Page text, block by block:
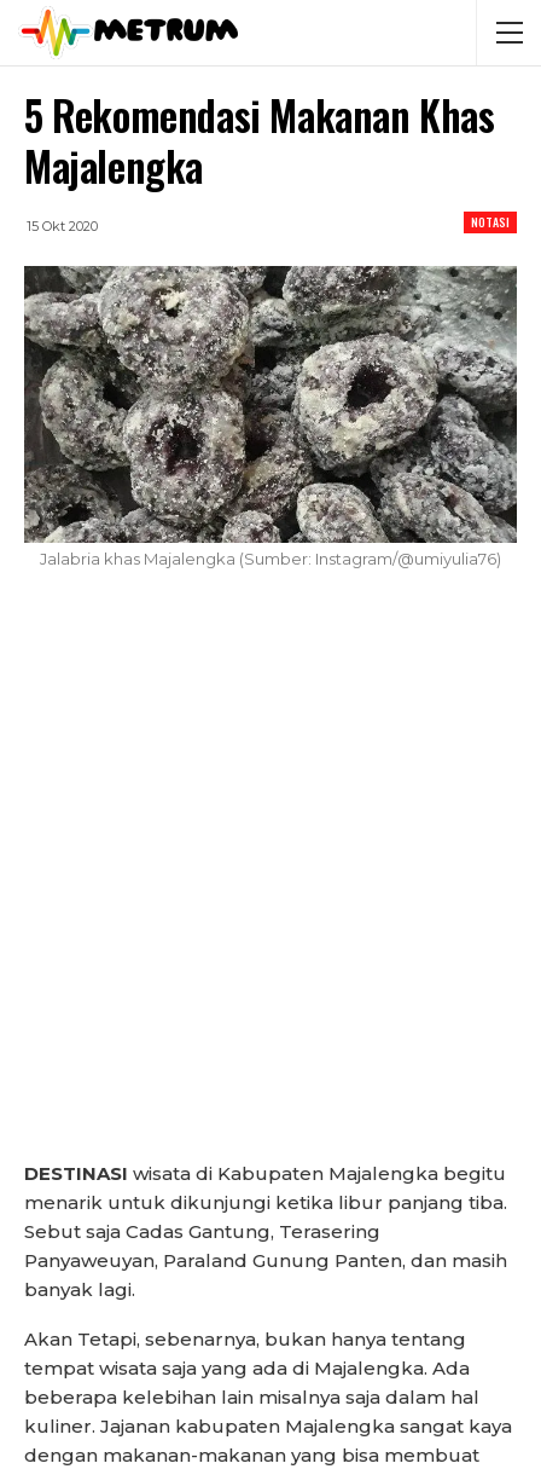
5 Rekomendasi Makanan Khas
Majalengka
NOTASI
15 Okt 2020
Jalabria khas Majalengka (Sumber: Instagram/@umiyulia76)
DESTINASI wisata di Kabupaten Majalengka begitu
menarik untuk dikunjungi ketika libur panjang tiba.
Sebut saja Cadas Gantung, Terasering
Panyaweuyan, Paraland Gunung Panten, dan masih
banyak lagi.
Akan Tetapi, sebenarnya, bukan hanya tentang
tempat wisata saja yang ada di Majalengka. Ada
beberapa kelebihan lain misalnya saja dalam hal
kuliner. Jajanan kabupaten Majalengka sangat kaya
dengan makanan-makanan yang bisa membuat